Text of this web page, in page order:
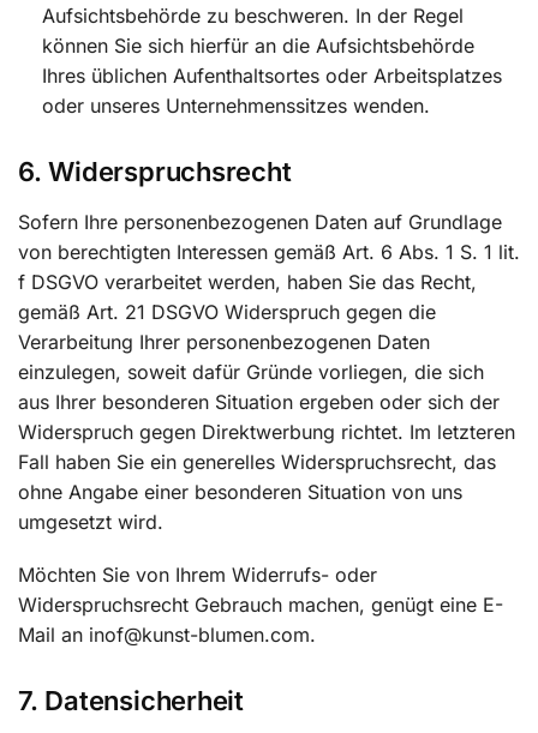
Aufsichtsbehörde zu beschweren. In der Regel
können Sie sich hierfür an die Aufsichtsbehörde
Ihres üblichen Aufenthaltsortes oder Arbeitsplatzes
oder unseres Unternehmenssitzes wenden.
6. Widerspruchsrecht
Sofern Ihre personenbezogenen Daten auf Grundlage
von berechtigten Interessen gemäß Art. 6 Abs. 1 S. 1 lit.
f DSGVO verarbeitet werden, haben Sie das Recht,
gemäß Art. 21 DSGVO Widerspruch gegen die
Verarbeitung Ihrer personenbezogenen Daten
einzulegen, soweit dafür Gründe vorliegen, die sich
aus Ihrer besonderen Situation ergeben oder sich der
Widerspruch gegen Direktwerbung richtet. Im letzteren
Fall haben Sie ein generelles Widerspruchsrecht, das
ohne Angabe einer besonderen Situation von uns
umgesetzt wird.
Möchten Sie von Ihrem Widerrufs- oder
Widerspruchsrecht Gebrauch machen, genügt eine E-
Mail an inof@kunst-blumen.com.
7. Datensicherheit